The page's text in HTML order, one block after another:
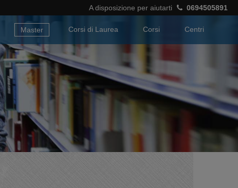
A disposizione per aiutarti 0694505891
Centri
Corsi
Corsi di Laurea
Master